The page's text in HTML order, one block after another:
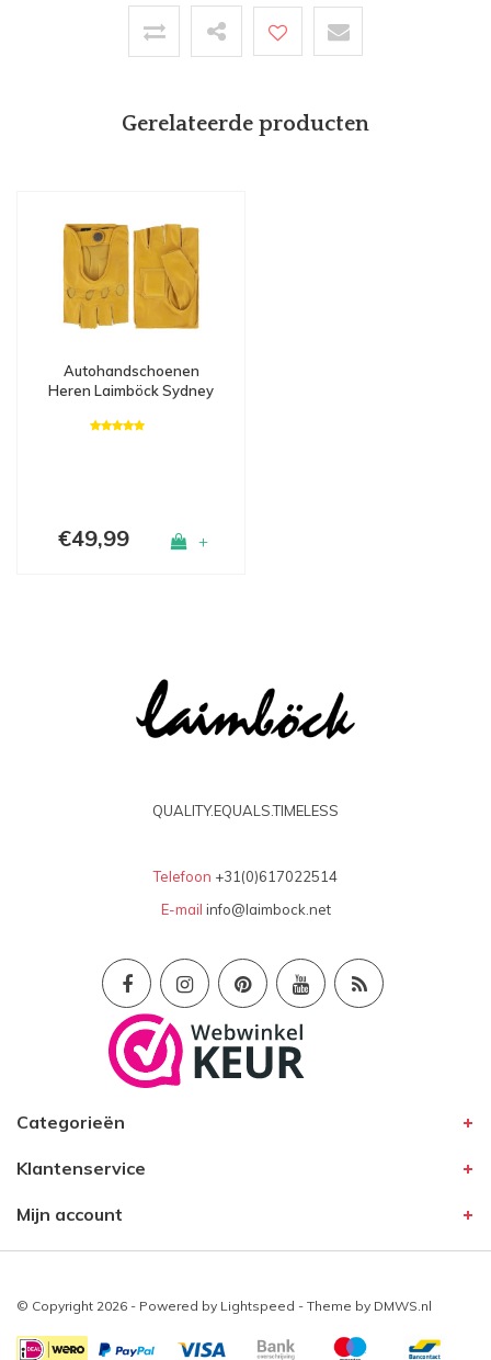
Gerelateerde producten
Autohandschoenen
Heren Laimböck Sydney
€49,99 +
QUALITY.EQUALS.TIMELESS
Telefoon +31(0)617022514
E-mail info@laimbock.net
Categorieën
Klantenservice
Mijn account
© Copyright 2026 - Powered by Lightspeed - Theme by DMWS.nl